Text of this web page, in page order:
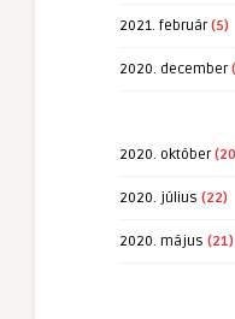
2021. február(5)
2020. december
2020. október
2020. július (22)
2020. május (21)